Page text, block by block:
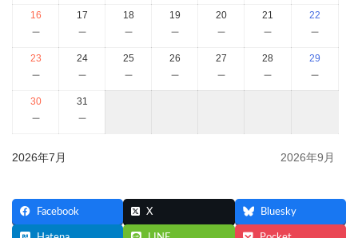
16
－
17
－
18
－
19
－
20
－
21
－
22
－
23
－
24
－
25
－
26
－
27
－
28
－
29
－
30
－
31
－
2026年7月 2026年9月
Facebook X Bluesky